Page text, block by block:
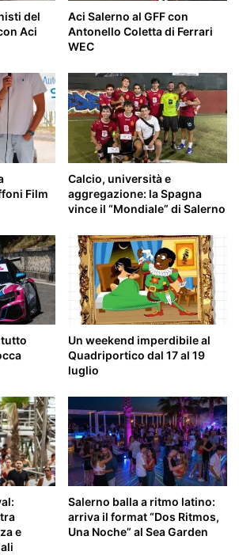
del
Aci
Aci Salerno al GFF con
Antonello Coletta di Ferrari
WEC
Film
Calcio, università e
aggregazione: la Spagna
vince il “Mondiale” di Salerno
tutto
Un weekend imperdibile al
Quadriportico dal 17 al 19
luglio
e
Salerno balla a ritmo latino:
arriva il format “Dos Ritmos,
Una Noche” al Sea Garden